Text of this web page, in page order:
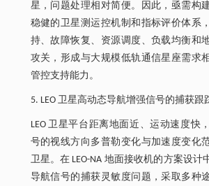
星，问题处理相对简便。因此，亟需构
稳健的卫星测运控机制和指标评价体系
持、故障恢复、资源调度、负载均衡和
攻关，形成与大规模低轨通信星座需求
管控支持能力。
5. LEO 卫星高动态导航增强信号的捕获跟
LEO 卫星平台距离地面近、运动速度快
号的视线方向多普勒变化与加速度变化
卫星。在 LEO-NA 地面接收机的方案设计
导航信号的捕获灵敏度问题，采取多种